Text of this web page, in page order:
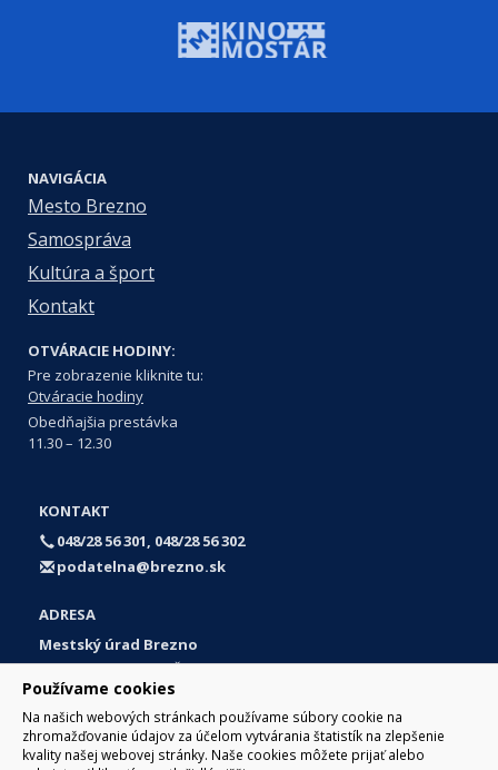
Používame cookies
Na našich webových stránkach používame súbory cookie na
zhromažďovanie údajov za účelom vytvárania štatistík na zlepšenie
kvality našej webovej stránky. Naše cookies môžete prijať alebo
NAVIGÁCIA
Mesto Brezno
Samospráva
Kultúra a šport
Kontakt
OTVÁRACIE HODINY:
Pre zobrazenie kliknite tu:
Otváracie hodiny
Obedňajšia prestávka
11.30 – 12.30
KONTAKT
048/28 56 301, 048/28 56 302
podatelna@brezno.sk
ADRESA
Mestský úrad Brezno
Námestie gen. M. R. Štefánika 1
977 01 Brezno
Slovakia (Slovak Republic)